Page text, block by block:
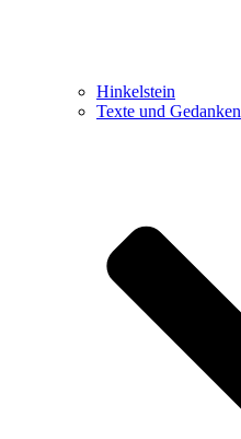
Hinkelstein
Texte und Gedanken